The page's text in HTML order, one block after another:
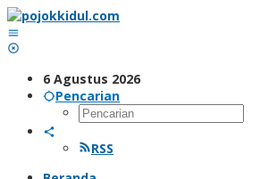
Lewati
ke
konten
6 Agustus 2026
Pencarian
RSS